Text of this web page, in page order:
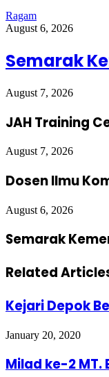
Ragam
August 6, 2026
Semarak
August 7, 2026
JAH Training
August 7, 2026
Dosen Ilmu
August 6, 2026
Semarak
Related
Kejari Depok
January 20, 2020
Milad ke-2